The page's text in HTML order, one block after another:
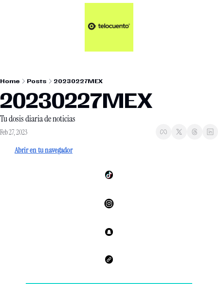
Artículos 📑
Plus 💎
Home Posts 20230227MEX
20230227MEX
Tu dosis diaria de noticias
Feb 27, 2023
Abrir en tu navegador